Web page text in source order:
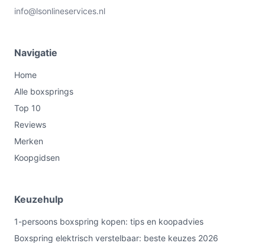
info@lsonlineservices.nl
Navigatie
Home
Alle boxsprings
Top 10
Reviews
Merken
Koopgidsen
Keuzehulp
1-persoons boxspring kopen: tips en koopadvies
Boxspring elektrisch verstelbaar: beste keuzes 2026